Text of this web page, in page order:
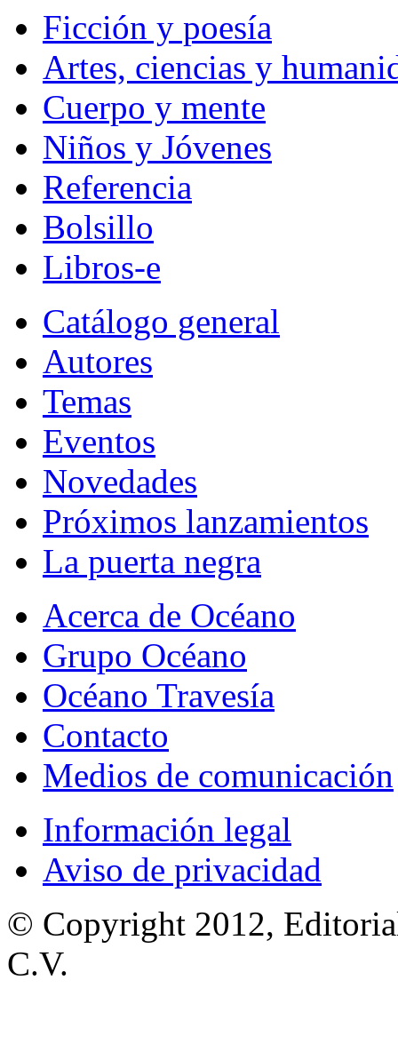
Ficción y poesía
Artes, ciencias y
Cuerpo y mente
Niños y Jóvenes
Referencia
Bolsillo
Libros-e
Catálogo general
Autores
Temas
Eventos
Novedades
Próximos lanzamientos
La puerta negra
Acerca de Océano
Grupo Océano
Océano Travesía
Contacto
Medios de comunicación
Información legal
Aviso de privacidad
© Copyright 2012,
C.V.